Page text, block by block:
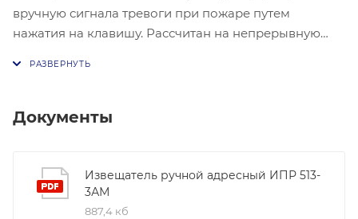
вручную сигнала тревоги при пожаре путем
нажатия на клавишу. Рассчитан на непрерывную
совместно с С2000-КДЛ. Без изолятора, IР40,
Документы
Извещатель ручной адресный ИПР 513-
3АМ
887,4 кб